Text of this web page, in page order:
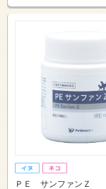
ＰＥ サンファンＺ